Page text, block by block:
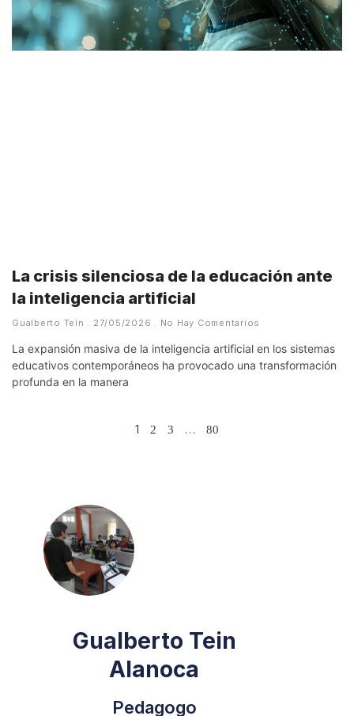
La crisis silenciosa de la educación ante
la inteligencia artificial
Gualberto Tein 27/05/2026 No Hay Comentarios
La expansión masiva de la inteligencia artificial en los sistemas
educativos contemporáneos ha provocado una transformación
profunda en la manera
1 2 3 … 80
Gualberto Tein
Alanoca
Pedagogo